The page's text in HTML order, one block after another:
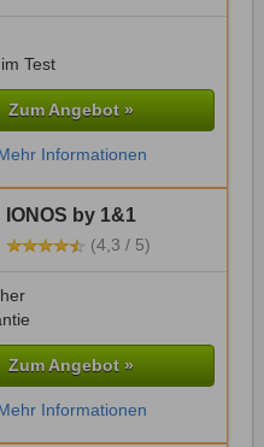
Test
Zum Angebot »
Mehr Informationen
IONOS by 1&1
(4,3 / 5)
Zum Angebot »
Mehr Informationen